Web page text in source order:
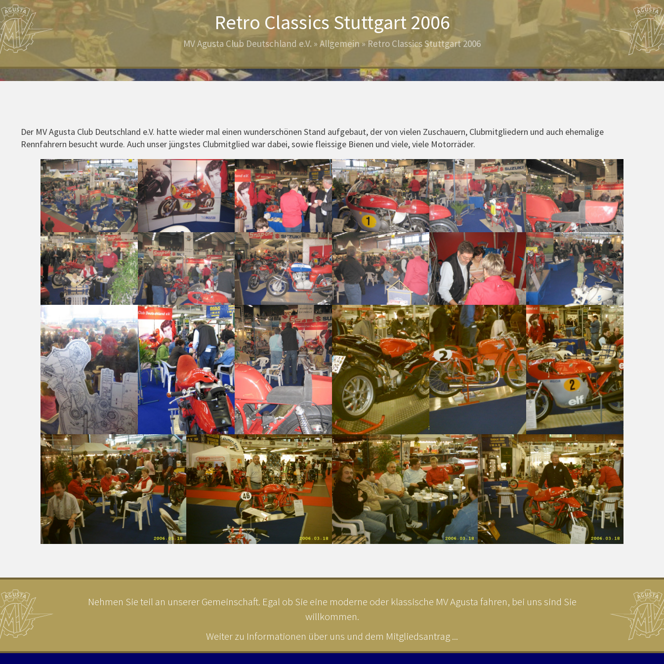
Retro Classics Stuttgart 2006
MV Agusta Club Deutschland e.V. » Allgemein»Retro Classics Stuttgart 2006
Der MV Agusta Club Deutschland e.V. hatte wieder mal einen wunderschönen Stand aufgebaut, der von vielen Zuschauern, Clubmitgliedern und auch ehemalige
Rennfahrern besucht wurde. Auch unser jüngstes Clubmitglied war dabei, sowie fleissige Bienen und viele, viele Motorräder.
Nehmen Sie teil an unserer Gemeinschaft. Egal ob Sie eine moderne oder klassische MV Agusta fahren, bei uns sind Sie
willkommen.
Weiter zu Informationen über uns und dem Mitgliedsantrag ...